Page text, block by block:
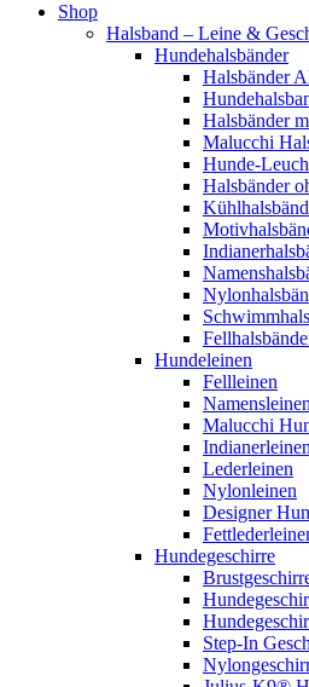
Shop
Halsband – Leine &
Hundehalsbänder
Halsbänder
Halsbänder
Malucchi
Hunde-
Halsbänder
Hundeleinen
Fellleinen
Namensleinen
Malucchi
Indianerleinen
Lederleinen
Nylonleinen
Designer
Hundegeschirre
Step-In